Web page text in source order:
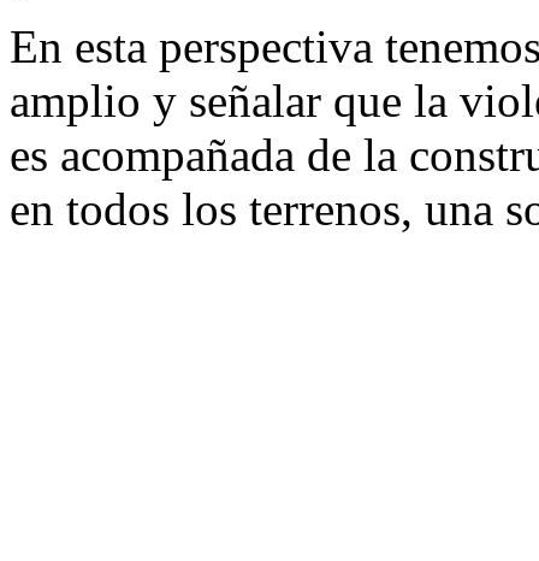
En esta perspectiva
amplio y señalar que la
es acompañada de la
en todos los terrenos, una